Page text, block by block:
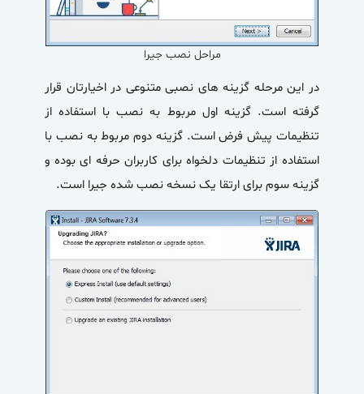
مراحل نصب جیرا
در این مرحله گزینه های نصبی متنوعی در اخیارتان قرار
گرفته است. گزینه اول مربوط به نصب با استفاده از
تنظیمات پیش فرض است. گزینه دوم مربوط به نصب با
استفاده از تنظیمات دلخواه برای کاربران حرفه ای بوده و
گزینه سوم برای ارتقا یک نسخه نصب شده جیرا است.